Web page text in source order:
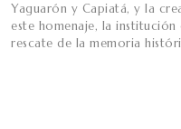
Yaguarón y Capiatá, y la
este homenaje, la
rescate de la memoria